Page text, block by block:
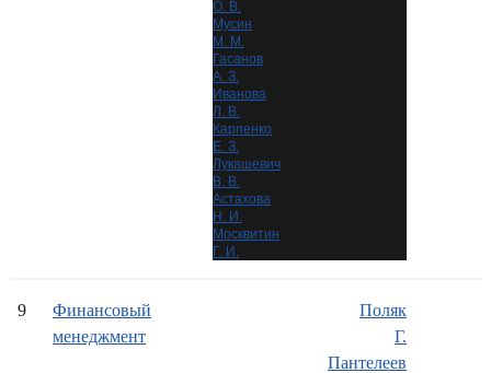
О. В.
Мусин
М. М.
Гасанов
А. З.
Иванова
Л. В.
Карпенко
Е. З.
Лукашевич
В. В.
Астахова
Н. И.
Москвитин
Г. И.
9
Финансовый
менеджмент
Поляк
Г.
Пантелеев